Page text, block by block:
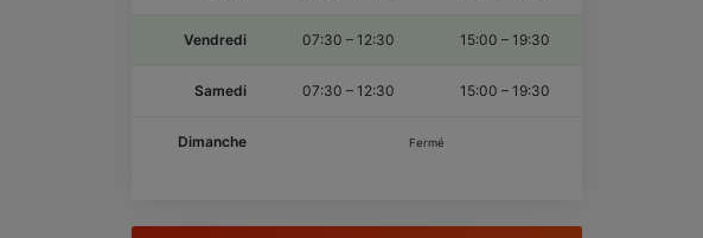
Vendredi 07:30 – 12:30 15:00 – 19:30
Samedi 07:30 – 12:30 15:00 – 19:30
Dimanche Fermé